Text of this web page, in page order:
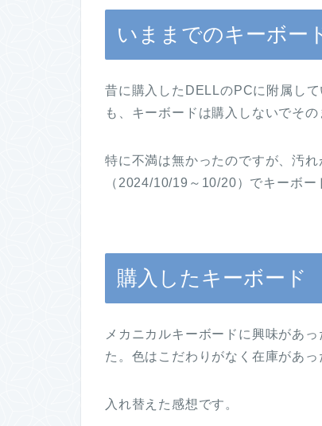
いままでのキーボー
昔に購入したDELLのPCに附属し
も、キーボードは購入しないでその
特に不満は無かったのですが、汚
（2024/10/19～10/20）でキーボー
購入したキーボード
メカニカルキーボードに興味があ
た。色はこだわりがなく在庫があっ
入れ替えた感想です。